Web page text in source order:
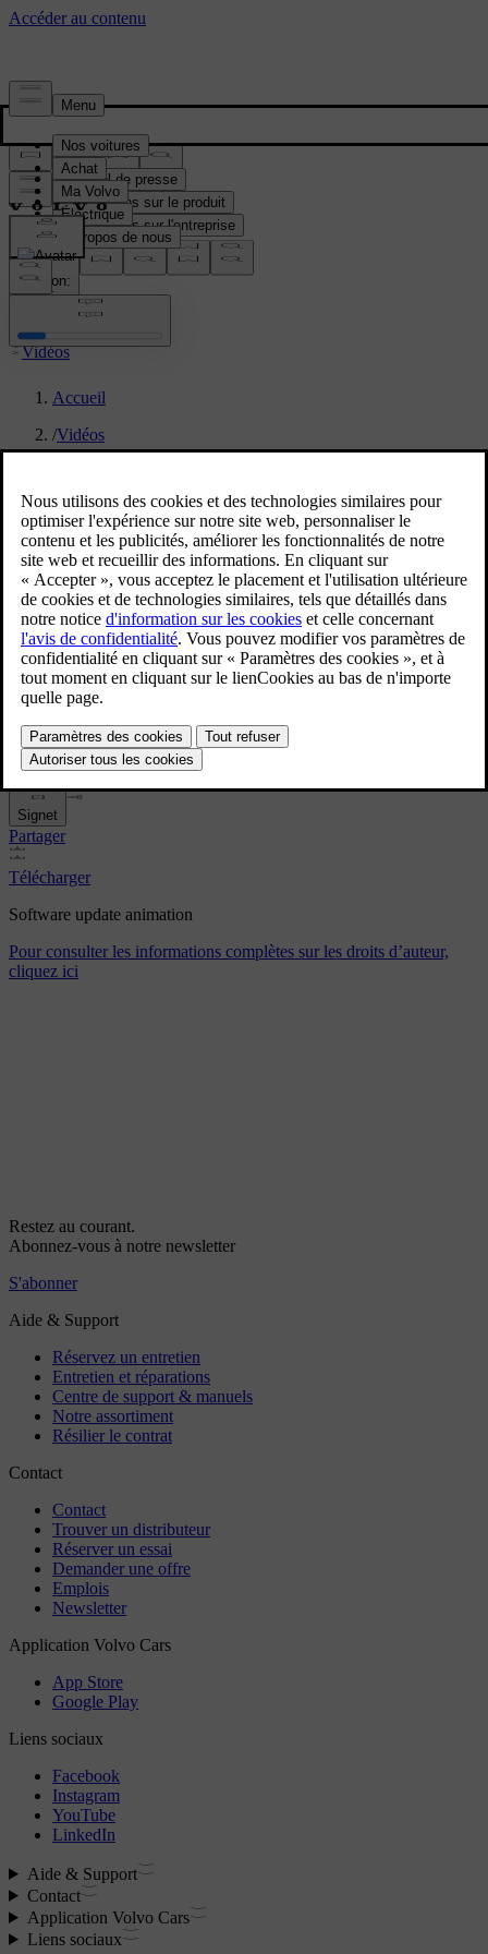
Média & Presse
Matériel de presse
Informations sur le produit
Informations sur l'entreprise
Contacts médias
location:
BE
Vidéos
Accueil
/Vidéos
Software update animation
9/5/2024
Signet
Partager
Télécharger
Software update animation
Pour consulter les informations complètes sur les droits d’auteur,
cliquez ici